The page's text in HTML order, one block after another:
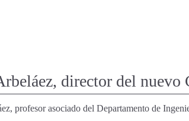
director del
profesor asociado del Departamento de